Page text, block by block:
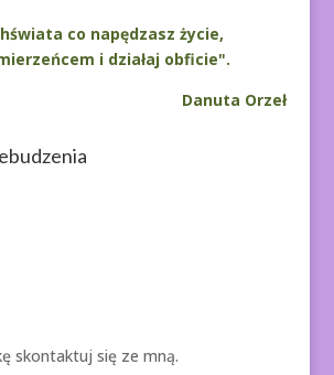
co napędzasz życie,
i działaj obficie".
Danuta Orzeł
skontaktuj się ze mną.